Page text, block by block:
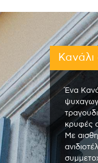
Κανάλι
Ένα
κρυφές
Με